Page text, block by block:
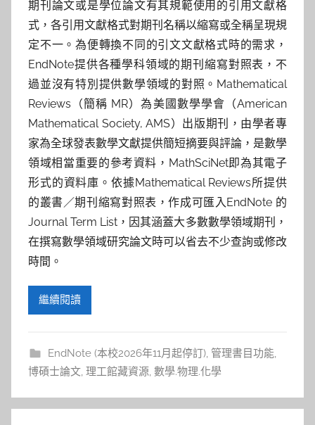
部
落
格
期刊論文或是學位論文有其規範使用的引用文獻格
式，各引用文獻格式對期刊名稱以縮寫或全稱呈現規
定不一。為便轉換不同的引文文獻格式時的需求，
EndNote提供各種學科領域的期刊縮寫對照表，不
過並沒有特別提供數學領域的對照。Mathematical
Reviews（簡稱 MR）為美國數學學會（American
Mathematical Society, AMS）出版期刊，由學者專
家為全球發表數學文獻提供簡短摘要與評論，是數學
領域相當重要的參考資料，MathSciNet即為其電子
形式的資料庫。依據Mathematical Reviews所提供
的叢書／期刊縮寫對照表，作成可匯入EndNote 的
Journal Term List，因其涵蓋大多數數學領域期刊，
在撰寫數學領域研究論文時可以省去不少查詢或修改
時間。
繼續閱讀
EndNote (本校2026年11月起停訂), 管理書目功能
博碩士論文 理工館藏資源 數學.物理.化學